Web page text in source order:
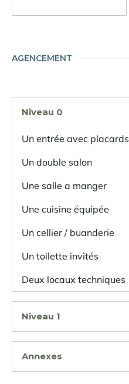
AGENCEMENT
Niveau 0
Un entrée avec placards
Un double salon
Une salle a manger
Une cuisine équipée
Un cellier / buanderie
Un toilette invités
Deux locaux techniques
Niveau 1
Annexes